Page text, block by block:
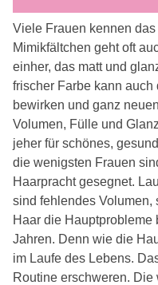
Viele Frauen kennen
Mimikfältchen geht oft
einher, das matt und
frischer Farbe kann
bewirken und ganz
Volumen, Fülle und
jeher für schönes,
die wenigsten Frauen
Haarpracht gesegnet.
sind fehlendes Volumen,
Haar die
Jahren. Denn wie die
im Laufe des Lebens.
Routine erschweren.